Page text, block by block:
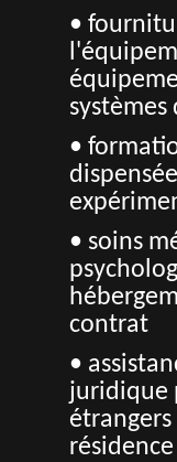
•
systèmes
•
• soins
contrat
•
juridique